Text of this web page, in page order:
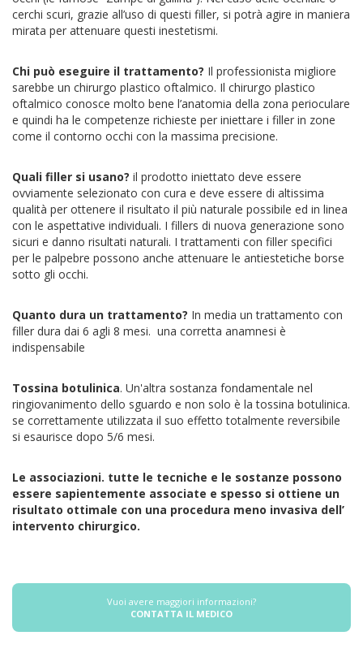
cerchi scuri, grazie all’uso di questi filler, si potrà agire in maniera
mirata per attenuare questi inestetismi.
Chi può eseguire il trattamento? Il professionista migliore
sarebbe un chirurgo plastico oftalmico. Il chirurgo plastico
oftalmico conosce molto bene l’anatomia della zona perioculare
e quindi ha le competenze richieste per iniettare i filler in zone
come il contorno occhi con la massima precisione.
Quali filler si usano? il prodotto iniettato deve essere
ovviamente selezionato con cura e deve essere di altissima
qualità per ottenere il risultato il più naturale possibile ed in linea
con le aspettative individuali. I fillers di nuova generazione sono
sicuri e danno risultati naturali. I trattamenti con filler specifici
per le palpebre possono anche attenuare le antiestetiche borse
sotto gli occhi.
Quanto dura un trattamento? In media un trattamento con
filler dura dai 6 agli 8 mesi. una corretta anamnesi è
indispensabile
Tossina botulinica. Un'altra sostanza fondamentale nel
ringiovanimento dello sguardo e non solo è la tossina botulinica.
se correttamente utilizzata il suo effetto totalmente reversibile
si esaurisce dopo 5/6 mesi.
Le associazioni. tutte le tecniche e le sostanze possono
essere sapientemente associate e spesso si ottiene un
risultato ottimale con una procedura meno invasiva dell’
intervento chirurgico.
Vuoi avere maggiori informazioni?
CONTATTA IL MEDICO